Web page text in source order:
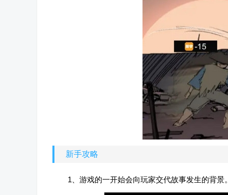
新手攻略
1、游戏的一开始会向玩家交代故事发生的背景